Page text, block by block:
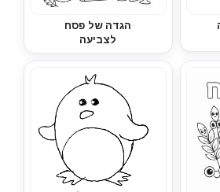
הגדה של פסח
לצביעה